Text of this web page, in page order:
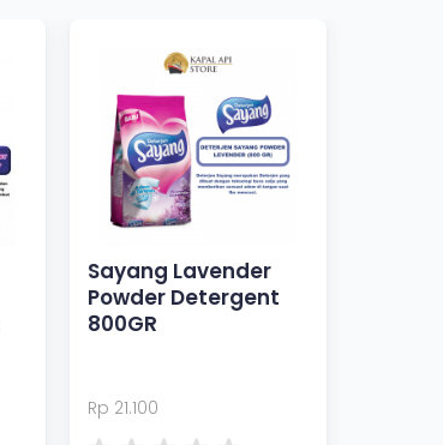
Sayang Lavender
Powder Detergent
800GR
Rp 21.100